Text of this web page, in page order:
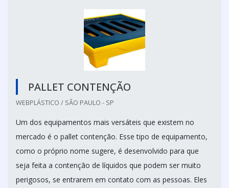
PALLET CONTENÇÃO
WEBPLÁSTICO / SÃO PAULO - SP
Um dos equipamentos mais versáteis que existem no
mercado é o pallet contenção. Esse tipo de equipamento,
como o próprio nome sugere, é desenvolvido para que
seja feita a contenção de líquidos que podem ser muito
perigosos, se entrarem em contato com as pessoas. Eles